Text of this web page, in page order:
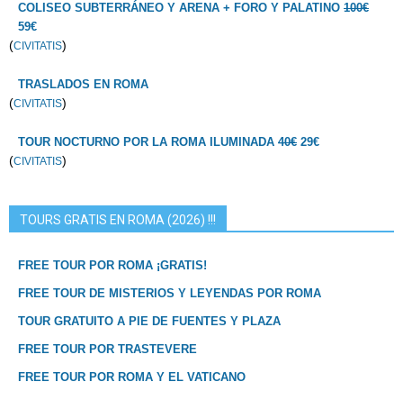
COLISEO SUBTERRÁNEO Y ARENA + FORO Y PALATINO 100€
59€
(CIVITATIS)
TRASLADOS EN ROMA
(CIVITATIS)
TOUR NOCTURNO POR LA ROMA ILUMINADA 40€ 29€
(CIVITATIS)
TOURS GRATIS EN ROMA (2026) !!!
FREE TOUR POR ROMA ¡GRATIS!
FREE TOUR DE MISTERIOS Y LEYENDAS POR ROMA
TOUR GRATUITO A PIE DE FUENTES Y PLAZA
FREE TOUR POR TRASTEVERE
FREE TOUR POR ROMA Y EL VATICANO